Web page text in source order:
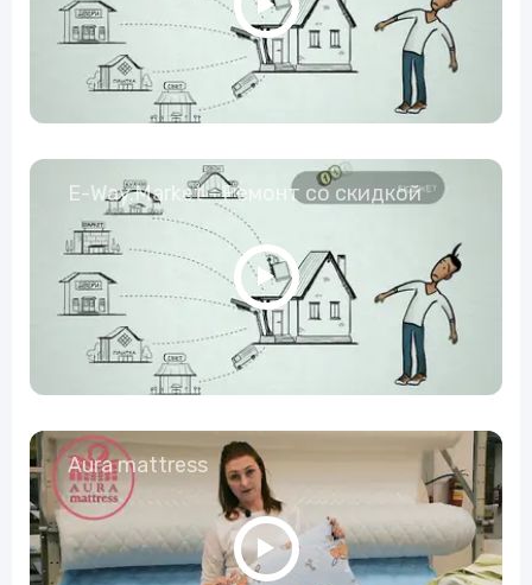
E-Way.Market - Ремонт со скидкой
Aura mattress